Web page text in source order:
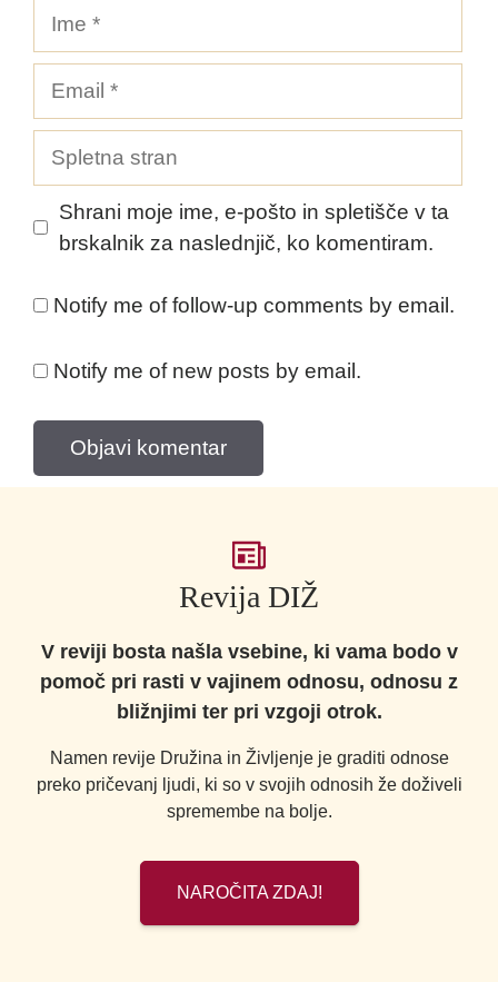
Spletna
stran
Shrani moje ime, e-pošto in spletišče v ta
brskalnik za naslednjič, ko komentiram.
Notify me of follow-up comments by email.
Notify me of new posts by email.
Revija DIŽ
V reviji bosta našla vsebine, ki vama bodo v
pomoč pri rasti v vajinem odnosu, odnosu z
bližnjimi ter pri vzgoji otrok.
Namen revije Družina in Življenje je graditi odnose
preko pričevanj ljudi, ki so v svojih odnosih že doživeli
spremembe na bolje.
NAROČITA ZDAJ!